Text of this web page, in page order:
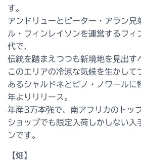
す。
アンドリューとピーター・アラン兄
ル・フィンレイソンを運営するフィ
代で、
伝統を踏まえつつも新境地を見出す
このエリアの冷涼な気候を生かして
あるシャルドネとピノ・ノワール
年よりリリース。
年産3万本強で、南アフリカのトッ
ショップでも限定入荷しかしない入
ンです。
【畑】